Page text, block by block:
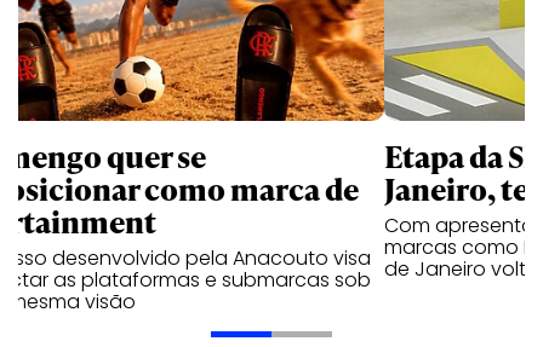
quer se
como marca de
desenvolvido pela Anacouto visa
as plataformas e submarcas sob
mesma visão
Etapa da
Janeiro,
Com
marcas como
de Janeiro